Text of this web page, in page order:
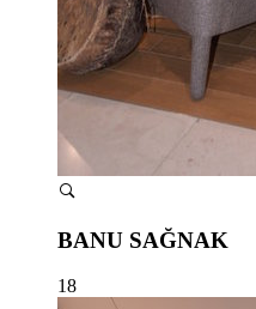
BANU SAĞNAK
18